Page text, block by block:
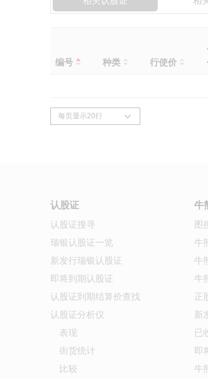
编号 种类 行使价
认股证
认股证搜寻
瑞银认股证一览
新发行瑞银认股证
即将到期认股证
认股证到期结算价查找
认股证分析仪
表现
街货统计
比较
牛
图
牛
牛
牛
正
新
已
即
牛